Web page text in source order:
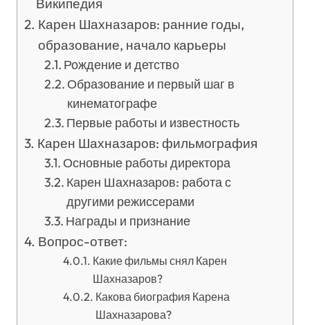
Википедия
Карен Шахназаров: ранние годы,
образование, начало карьеры
Рождение и детство
Образование и первый шаг в
кинематографе
Первые работы и известность
Карен Шахназаров: фильмография
Основные работы директора
Карен Шахназаров: работа с
другими режиссерами
Награды и признание
Вопрос-ответ:
Какие фильмы снял Карен
Шахназаров?
Какова биография Карена
Шахназарова?